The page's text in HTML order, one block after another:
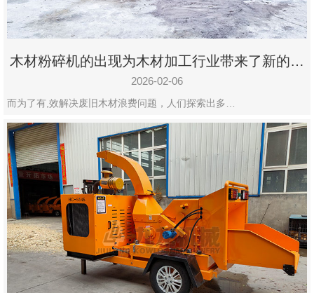
木材粉碎机的出现为木材加工行业带来了新的变
化
2026-02-06
而为了有,效解决废旧木材浪费问题，人们探索出多…